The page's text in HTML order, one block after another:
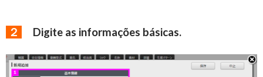
２ Digite as informações básicas.